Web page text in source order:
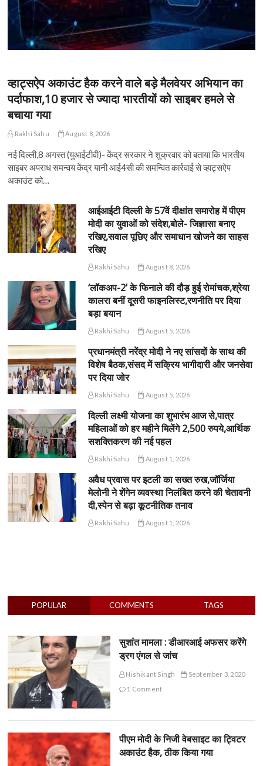
व्हाट्सऐप अकाउंट हैक करने वाले बड़े मैलवेयर अभियान का
पर्दाफाश,10 हजार से ज्यादा भारतीयों को साइबर हमले से
बचाया गया
Rakhi Sahu August 8, 2026
नई दिल्ली,8 अगस्त (युआईटीवी)- केंद्र सरकार ने शुक्रवार को बताया कि भारतीय
साइबर अपराध समन्वय केंद्र यानी आई4सी की समन्वित कार्रवाई से व्हाट्सऐप
अकाउंट को…
आईआईटी दिल्ली के 57वें दीक्षांत समारोह में पीएम
मोदी का युवाओं को संदेश,बोले- जिज्ञासा बनाए
रखिए,सवाल पूछिए और समाधान खोजने का साहस
रखिए
Rakhi Sahu August 8, 2026
‘लॉकअप-2’ के फिनाले की दौड़ हुई रोमांचक,श्रेया
कालरा बनीं दूसरी फाइनलिस्ट,रणनीति पर दिया
बड़ा बयान
Rakhi Sahu August 5, 2026
प्रधानमंत्री नरेंद्र मोदी ने नए सांसदों के साथ की
विशेष बैठक,संसद में सक्रिय भागीदारी और जनसेवा
पर दिया जोर
Rakhi Sahu August 5, 2026
दिल्ली लक्ष्मी योजना का शुभारंभ आज से,पात्र
महिलाओं को हर महीने मिलेंगे 2,500 रुपये,आर्थिक
सशक्तिकरण की नई पहल
Rakhi Sahu August 1, 2026
अवैध प्रवास पर इटली का सख्त रुख,जॉर्जिया
मेलोनी ने शेंगेन व्यवस्था निलंबित करने की चेतावनी
दी,स्पेन से बढ़ा कूटनीतिक तनाव
Rakhi Sahu August 1, 2026
POPULAR COMMENTS TAGS
सुशांत मामला : डीआरआई अफसर करेंगे
ड्रग एंगल से जांच
Nishikant Singh
September 3, 2020
1 Comment
पीएम मोदी के निजी वेबसाइट का ट्विटर
अकाउंट हैक, ठीक किया गया